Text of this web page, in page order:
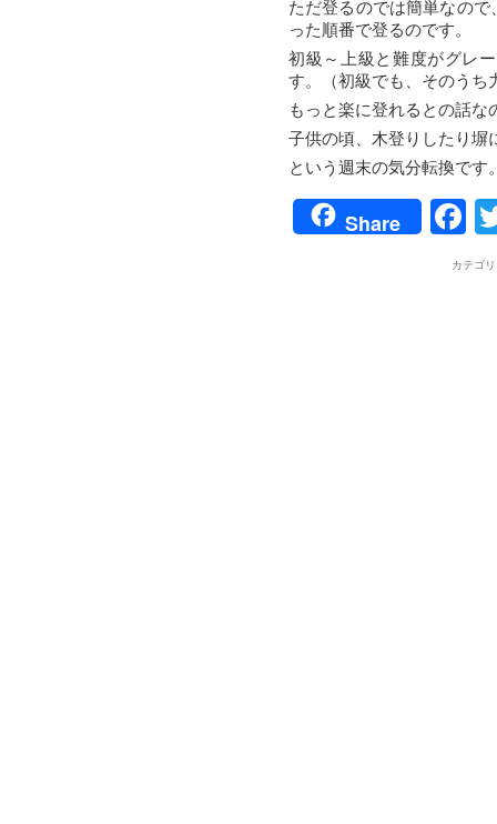
ただ登るのでは簡単なの
った順番で登るのです。
初級～上級と難度がグレ
す。（初級でも、そのうち
もっと楽に登れるとの話な
子供の頃、木登りしたり塀
という週末の気分転換です
Share
カテゴ